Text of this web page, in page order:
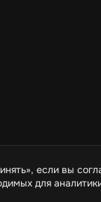
если вы
для